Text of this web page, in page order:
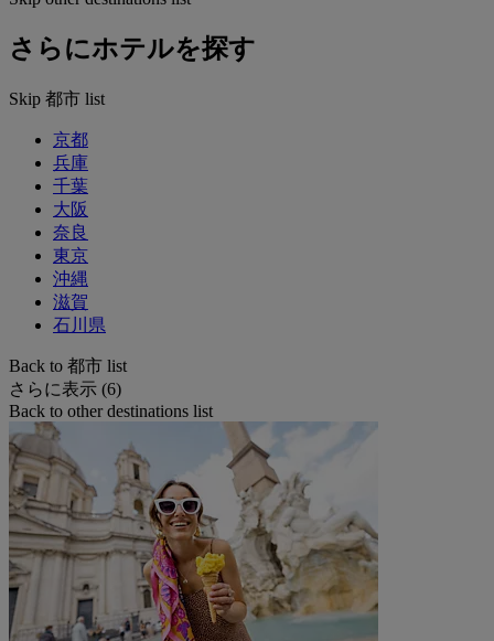
さらにホテルを探す
Skip 都市 list
京都
兵庫
千葉
大阪
奈良
東京
沖縄
滋賀
石川県
Back to 都市 list
さらに表示 (6)
Back to other destinations list